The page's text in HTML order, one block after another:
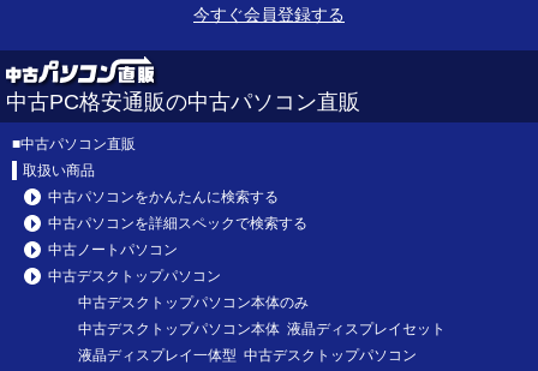
今すぐ会員登録する
中古PC格安通販の中古パソコン直販
■中古パソコン直販
取扱い商品
中古パソコンをかんたんに検索する
中古パソコンを詳細スペックで検索する
中古ノートパソコン
中古デスクトップパソコン
中古デスクトップパソコン本体のみ
中古デスクトップパソコン本体 液晶ディスプレイセット
液晶ディスプレイ一体型 中古デスクトップパソコン